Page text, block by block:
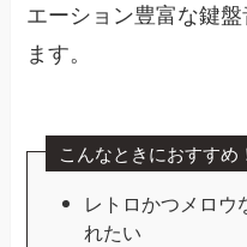
エーション豊富な鍵
ます。
こんなときにおすすめ
レトロかつメロウ
れたい